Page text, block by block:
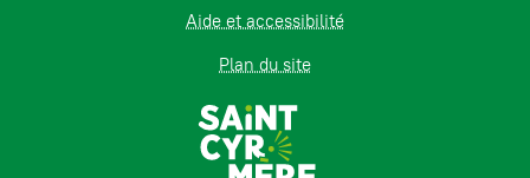
Aide et accessibilité
Plan du site